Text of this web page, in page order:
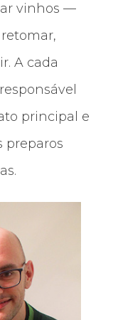
vinhos —
A cada
principal e
preparos